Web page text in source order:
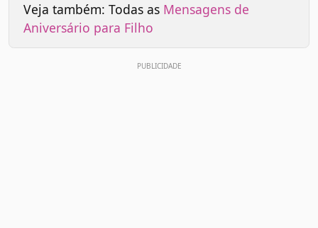
Veja também: Todas as Mensagens de
Aniversário para Filho